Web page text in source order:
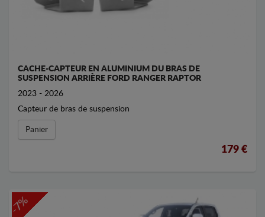
CACHE-CAPTEUR EN ALUMINIUM DU BRAS DE
SUSPENSION ARRIÈRE FORD RANGER RAPTOR
2023 - 2026
Capteur de bras de suspension
Panier
179 €
-7%